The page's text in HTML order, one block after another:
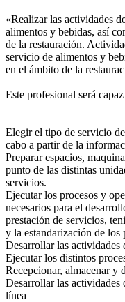
«Realizar las actividades
alimentos y bebidas, así
de la restauración.
servicio de alimentos y
en el ámbito de la
Este profesional será
Elegir el tipo de servicio
cabo a partir de la
Preparar espacios,
punto de las distintas
servicios.
Ejecutar los procesos y
necesarios para el
prestación de servicios,
y la estandarización de los
Desarrollar las
Ejecutar los distintos
Recepcionar, almacenar y
Desarrollar las
línea